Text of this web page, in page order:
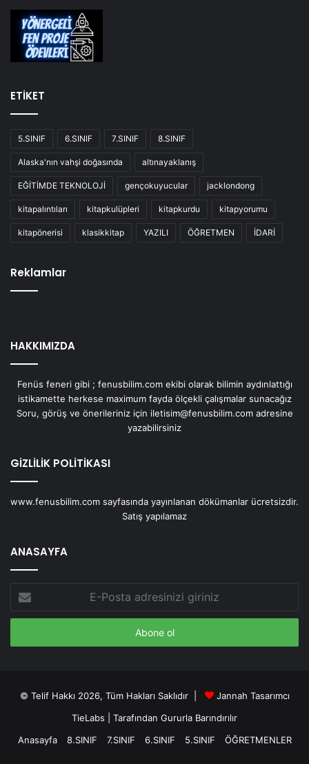
ETİKET
5.SINIF 6.SINIF 7.SINIF 8.SINIF
Alaska'nın vahşi doğasında altınayaklanış
EĞİTİMDE TEKNOLOJİ gençokuyucular jacklondong
kitapalıntıları kitapkulüpleri kitapkurdu kitapyorumu
kitapönerisi klasikkitap YAZILI ÖĞRETMEN İDARİ
Reklamlar
HAKKIMIZDA
Fenüs feneri gibi ; fenusbilim.com ekibi olarak bilimin aydınlattığı
istikamette herkese maximum fayda ölçekli çalışmalar sunacağız
Soru, görüş ve önerileriniz için iletisim@fenusbilim.com adresine
yazabilirsiniz
GİZLİLİK POLİTİKASI
www.fenusbilim.com sayfasında yayınlanan dökümanlar ücretsizdir.
Satış yapılamaz
ANASAYFA
Posta
adresinizi
© Telif Hakkı 2026, Tüm Hakları Saklıdır |
Jannah Tasarımcı
TieLabs | Tarafından Gururla Barındırılır
Anasayfa
8.SINIF 7.SINIF 6.SINIF 5.SINIF ÖĞRETMENLER